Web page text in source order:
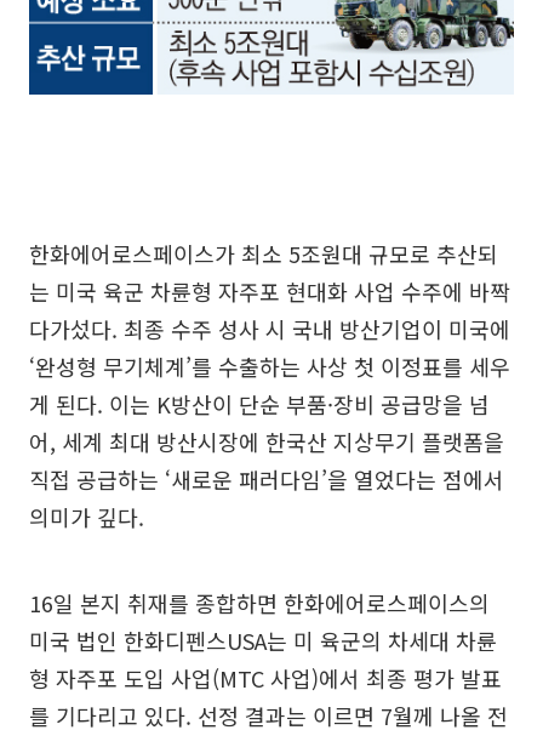
한화에어로스페이스가 최소 5조원대 규모로 추산되
는 미국 육군 차륜형 자주포 현대화 사업 수주에 바짝
다가섰다. 최종 수주 성사 시 국내 방산기업이 미국에
‘완성형 무기체계’를 수출하는 사상 첫 이정표를 세우
게 된다. 이는 K방산이 단순 부품·장비 공급망을 넘
어, 세계 최대 방산시장에 한국산 지상무기 플랫폼을
직접 공급하는 ‘새로운 패러다임’을 열었다는 점에서
의미가 깊다.
16일 본지 취재를 종합하면 한화에어로스페이스의
미국 법인 한화디펜스USA는 미 육군의 차세대 차륜
형 자주포 도입 사업(MTC 사업)에서 최종 평가 발표
를 기다리고 있다. 선정 결과는 이르면 7월께 나올 전